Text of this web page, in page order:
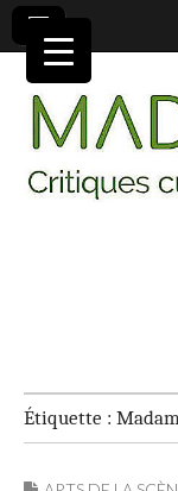
Étiquette :